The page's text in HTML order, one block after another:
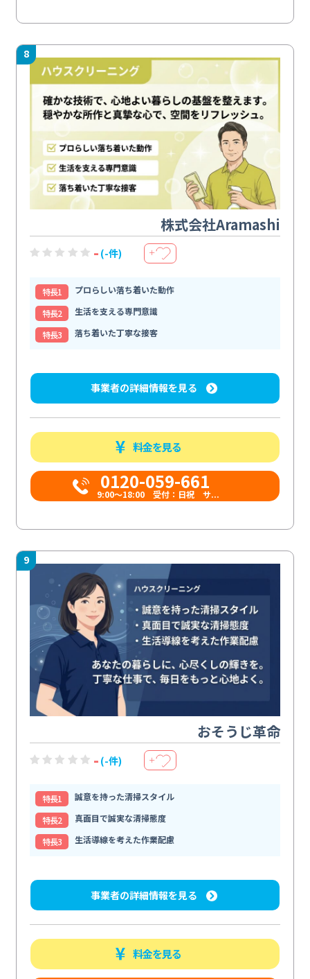
8
株式会社Aramashi
- (-件) ＋
特⻑1
プロらしい落ち着いた動作
特⻑2
生活を支える専門意識
特⻑3
落ち着いた丁寧な接客
事業者の詳細情報を見る
料金を見る
0120-059-661
9:00〜18:00 受付：日祝 サ...
9
おそうじ革命
- (-件) ＋
特⻑1
誠意を持った清掃スタイル
特⻑2
真面目で誠実な清掃態度
特⻑3
生活導線を考えた作業配慮
事業者の詳細情報を見る
料金を見る